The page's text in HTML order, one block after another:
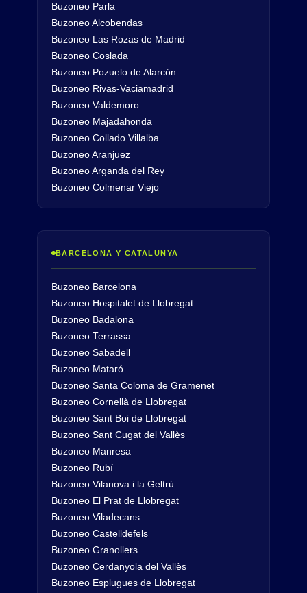
Buzoneo Parla
Buzoneo Alcobendas
Buzoneo Las Rozas de Madrid
Buzoneo Coslada
Buzoneo Pozuelo de Alarcón
Buzoneo Rivas-Vaciamadrid
Buzoneo Valdemoro
Buzoneo Majadahonda
Buzoneo Collado Villalba
Buzoneo Aranjuez
Buzoneo Arganda del Rey
Buzoneo Colmenar Viejo
BARCELONA Y CATALUNYA
Buzoneo Barcelona
Buzoneo Hospitalet de Llobregat
Buzoneo Badalona
Buzoneo Terrassa
Buzoneo Sabadell
Buzoneo Mataró
Buzoneo Santa Coloma de Gramenet
Buzoneo Cornellà de Llobregat
Buzoneo Sant Boi de Llobregat
Buzoneo Sant Cugat del Vallès
Buzoneo Manresa
Buzoneo Rubí
Buzoneo Vilanova i la Geltrú
Buzoneo El Prat de Llobregat
Buzoneo Viladecans
Buzoneo Castelldefels
Buzoneo Granollers
Buzoneo Cerdanyola del Vallès
Buzoneo Esplugues de Llobregat